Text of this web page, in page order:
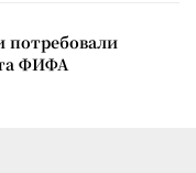
потребовали
ФИФА